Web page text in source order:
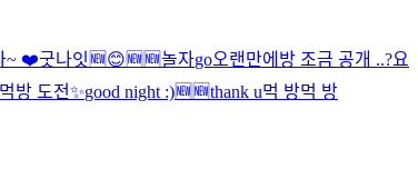
~ ❤️굿나잇 🆕😊🆕 🆕놀자go오랜만에 방 조금 공개 ..?요
먹방 도전✨good night :)🆕 🆕thank u먹 방먹 방